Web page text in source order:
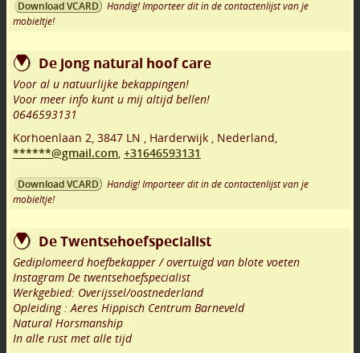
Download VCARD
Handig! Importeer dit in de contactenlijst van je
mobieltje!
De jong natural hoof care
Voor al u natuurlijke bekappingen!
Voor meer info kunt u mij altijd bellen!
0646593131
Korhoenlaan 2, 3847 LN , Harderwijk , Nederland,
******@gmail.com, +31646593131
Download VCARD
Handig! Importeer dit in de contactenlijst van je
mobieltje!
De Twentsehoefspecialist
Gediplomeerd hoefbekapper / overtuigd van blote voeten
Instagram De twentsehoefspecialist
Werkgebied: Overijssel/oostnederland
Opleiding : Aeres Hippisch Centrum Barneveld
Natural Horsmanship
In alle rust met alle tijd